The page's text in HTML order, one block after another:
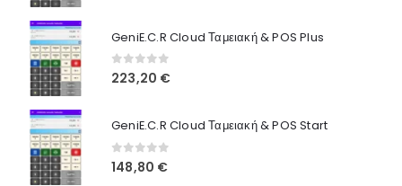
GeniE.C.R Cloud Ταμειακή & POS Plus
0out of 5
223,20 €
GeniE.C.R Cloud Ταμειακή & POS Start
0out of 5
148,80 €
Τρόποι Πληρωμής
Τρόποι Αποστολής
Ασφάλεια Πληρωμών
© INTEPROF 2025